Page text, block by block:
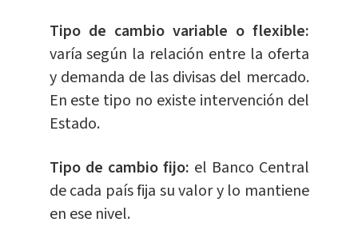
Tipo de cambio variable o flexible:
varía según la relación entre la oferta
y demanda de las divisas del mercado.
En este tipo no existe intervención del
Estado.
Tipo de cambio fijo: el Banco Central
de cada país fija su valor y lo mantiene
en ese nivel.